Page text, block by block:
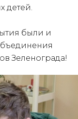
детей.
были и
Зеленограда!